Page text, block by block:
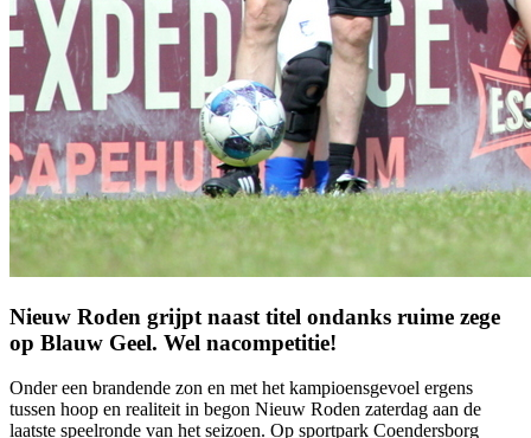
Nieuw Roden grijpt naast titel ondanks ruime zege
op Blauw Geel. Wel nacompetitie!
Onder een brandende zon en met het kampioensgevoel ergens
tussen hoop en realiteit in begon Nieuw Roden zaterdag aan de
laatste speelronde van het seizoen. Op sportpark Coendersborg